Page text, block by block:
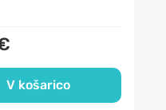
V košarico